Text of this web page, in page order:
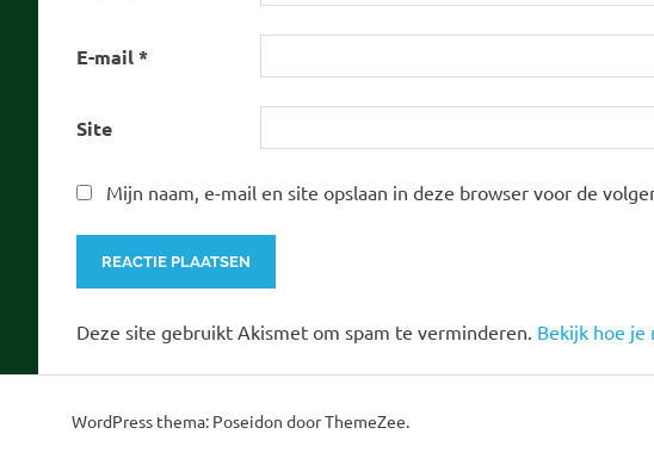
E-mail*
Site
Mijn naam, e-mail en site opslaan in deze browser voor de
Deze site gebruikt Akismet om spam te verminderen. Bekijk hoe je
WordPress thema: Poseidon door ThemeZee.